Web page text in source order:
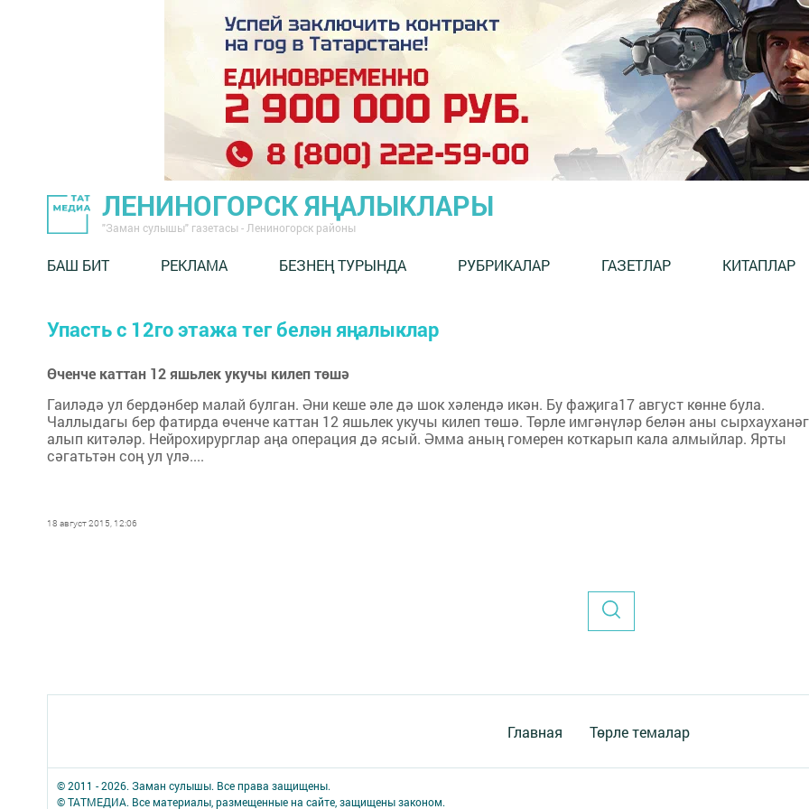
ЛЕНИНОГОРСК ЯҢАЛЫКЛАРЫ
"Заман сулышы" газетасы - Лениногорск районы
БАШ БИТ РЕКЛАМА БЕЗНЕҢ ТУРЫНДА РУБРИКАЛАР ГАЗЕТЛАР КИТАПЛАР
Упасть с 12го этажа тег белән яңалыклар
Өченче каттан 12 яшьлек укучы килеп төшә
Гаиләдә ул бердәнбер малай булган. Әни кеше әле дә шок хәлендә икән. Бу фаҗига17 август көнне була.
Чаллыдагы бер фатирда өченче каттан 12 яшьлек укучы килеп төшә. Төрле имгәнүләр белән аны
алып китәләр. Нейрохирурглар аңа операция дә ясый. Әмма аның гомерен коткарып кала алмыйлар. Ярты
сәгатьтән соң ул үлә....
18 август 2015, 12:06
Главная Төрле темалар
© 2011 - 2026. Заман сулышы. Все права защищены.
© ТАТМЕДИА. Все материалы, размещенные на сайте, защищены законом.